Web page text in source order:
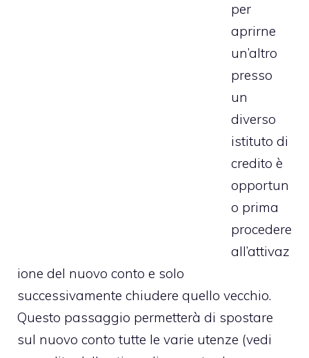
per
aprirne
un’altro
presso
un
diverso
istituto di
credito è
opportun
o prima
procedere
all’attivaz
ione del nuovo conto e solo
successivamente chiudere quello vecchio.
Questo passaggio permetterà di spostare
sul nuovo conto tutte le varie utenze (vedi